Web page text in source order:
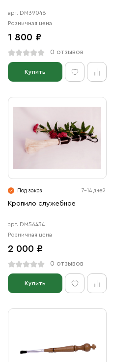
арт. DM39048
Розничная цена
1 800 ₽
0 отзывов
Купить
Под заказ 7-14 дней
Кропило служебное
арт. DM56434
Розничная цена
2 000 ₽
0 отзывов
Купить